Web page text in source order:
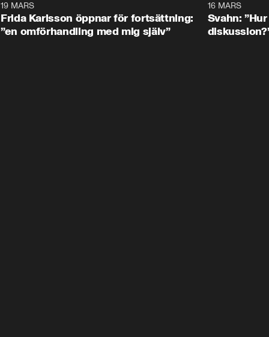
19 MARS
Frida Karlsson öppnar för fortsättning:
”en omförhandling med mig själv”
16 MARS
Svahn: